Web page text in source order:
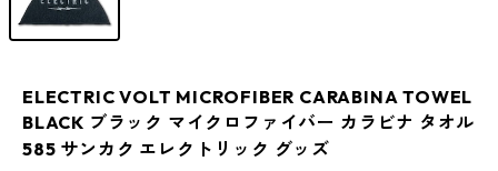
ELECTRIC VOLT MICROFIBER CARABINA TOWEL
BLACK ブラック マイクロファイバー カラビナ タオル
585 サンカク エレクトリック グッズ